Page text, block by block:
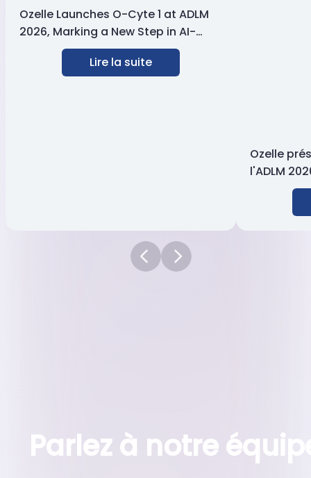
Ozelle Launches O-Cyte 1 at ADLM
2026, Marking a New Step in AI-
Powered Hematology
Lire la suite
Ozelle
l'ADLM
Parlez à notre